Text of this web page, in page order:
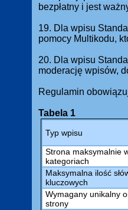
bezpłatny i jest
19. Dla wpisu
pomocy Multikodu,
20. Dla wpisu
moderację wpisów,
Regulamin
Tabela 1
Typ wpisu
Strona maksymalnie
kategoriach
Maksymalna ilość
kluczowych
Wymagany unikalny
strony